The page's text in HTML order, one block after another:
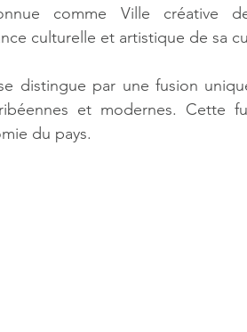
comme Ville créative
culturelle et artistique de sa
distingue par une fusion
et modernes.
du pays.